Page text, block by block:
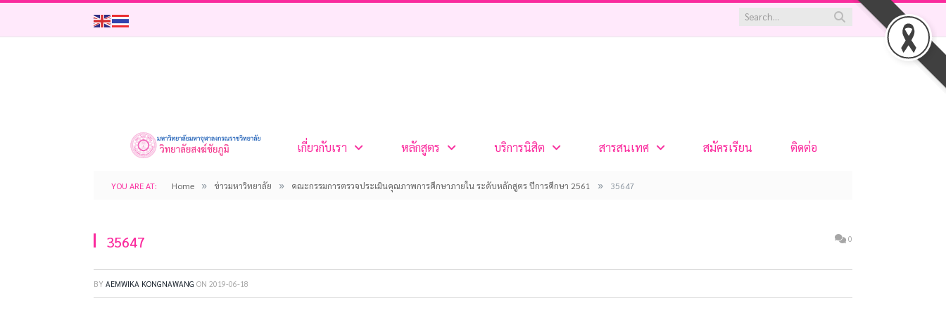
เกี่ยวกับเรา หลักสูตร บริการนิสิต สารสนเทศ สมัครเรียน ติดต่อ
YOU ARE AT: Home » ข่าวมหาวิทยาลัย » คณะกรรมการตรวจประเมินคุณภาพการศึกษาภายใน ระดับหลักสูตร ปีการศึกษา 2561 » 35647
35647 0
BY AEMWIKA KONGNAWANG ON 2019-06-18